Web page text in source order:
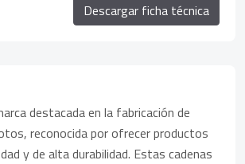
Descargar ficha técnica
destacada en la fabricación de
reconocida por ofrecer productos
y de alta durabilidad. Estas cadenas